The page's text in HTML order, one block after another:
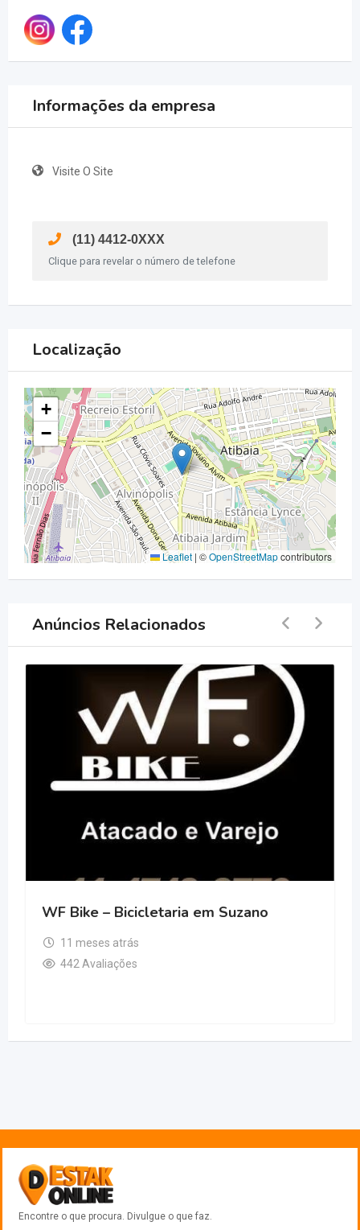
Informações da empresa
Visite O Site
(11) 4412-0XXX
Clique para revelar o número de telefone
Localização
+
−
Leaflet | ©OpenStreetMapcontributors
Anúncios Relacionados
WF Bike – Bicicletaria em Suzano
11 meses atrás
442 Avaliações
Encontre o que procura. Divulgue o que faz.